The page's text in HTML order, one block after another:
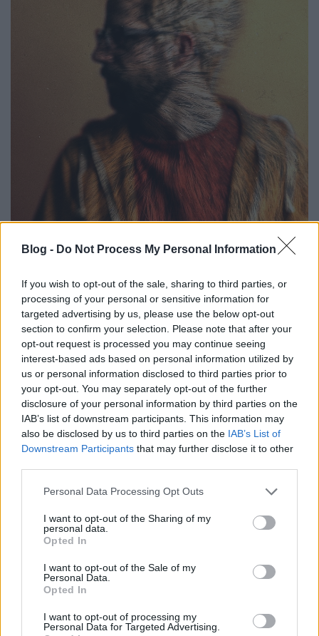
Blog - Do Not Process My Personal Information
If you wish to opt-out of the sale, sharing to third parties, or
processing of your personal or sensitive information for
targeted advertising by us, please use the below opt-out
section to confirm your selection. Please note that after your
opt-out request is processed you may continue seeing
interest-based ads based on personal information utilized by
us or personal information disclosed to third parties prior to
your opt-out. You may separately opt-out of the further
disclosure of your personal information by third parties on the
IAB’s list of downstream participants. This information may
also be disclosed by us to third parties on the IAB’s List of
Downstream Participants that may further disclose it to other
Please note that this website/app uses one or more Google
not limited to your visit or usage behaviour. You may click to
grant or deny consent to Google and its third-party tags to
use your data for below specified purposes in below Google
consent section.
Personal Data Processing Opt Outs
I want to opt-out of the Sharing of my
personal data.
Opted In
I want to opt-out of the Sale of my
Personal Data.
Opted In
I want to opt-out of processing my
Personal Data for Targeted Advertising.
scratchelek zenekarokban, ezek mellett kezdtem el
lemezekről, élőzenészekkel rögzítgettem témákat és
fabrikáltam beateket belőlük. Persze az embernek
mindig a saját dolga a legutolsó a listán, ezért
sokáig nem készítettem szóló anyagot, de 2015-ben
végül kitaláltam a Róqa nevet és elhatároztam, hogy
komolyabban veszem magamat. 2016-ban
összegyűjtöttem a zenekaraimból és jamekről
megismert kedvenc zenészeimet és összeraktam a
Róqa élő felállását, amivel sikerült támogatást
nyerni az NKA Cseh Tamás Programján. A pályázat
keretein belül jelentettem meg egy single-t a
birminghami Call Me Unique közreműködésével és
egy EP-t MC Tink vendégszereplésével.
Call Me Unique), aztán 2017. október
Malom EP
MC Tink), illetve a
Küldetés:Modern magyar hiphopot csinálni.
Jövőkép:2018 első felére be akarom fejezni az
angol nyelvű nagylemezt, amin dolgozom, ez hazai
és külföldi mc-k és énekesek közreműködésével